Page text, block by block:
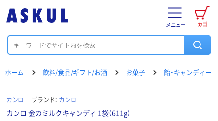
カゴ
メニュー
ホーム 飲料/食品/ギフト/お酒 お菓子 飴・キャンディー
カンロ ブランド： カンロ
カンロ 金のミルクキャンディ 1袋（611g）